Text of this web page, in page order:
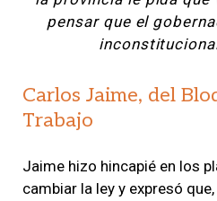
pensar que el
Carlos Jaime, del
Trabajo
Jaime hizo hincapié en los
cambiar la ley y expresó